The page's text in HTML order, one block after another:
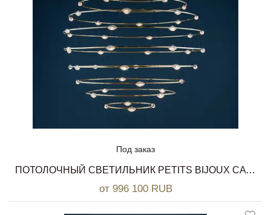
Под заказ
ПОТОЛОЧНЫЙ СВЕТИЛЬНИК PETITS BIJOUX CATELLANI & SMITH
от 996 100 RUB